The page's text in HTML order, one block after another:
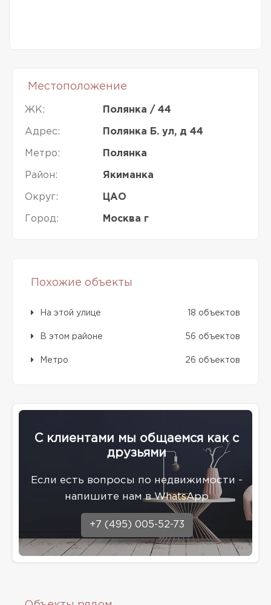
Местоположение
ЖК: Полянка / 44
Адрес: Полянка Б. ул, д 44
Метро: Полянка
Район: Якиманка
Округ: ЦАО
Город: Москва г
Похожие объекты
На этой улице 18 объектов
В этом районе 56 объектов
Метро 26 объектов
С клиентами мы общаемся как с
друзьями
Eсли есть вопросы по недвижимости -
напишите нам в WhatsApp
+7 (495) 005-52-73